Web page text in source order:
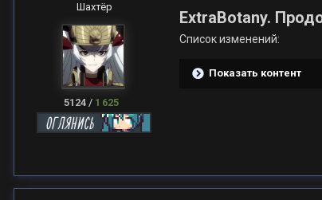
Шахтёр
5124 / 1 625
ExtraBotany.
Список изменений:
Показать контент